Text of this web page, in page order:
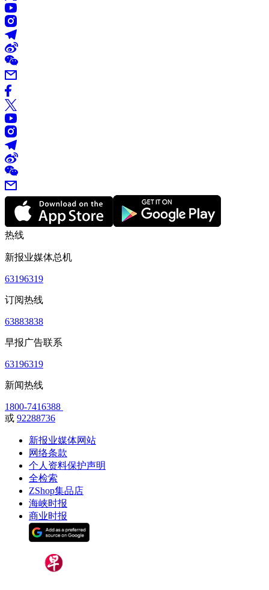
热线
新报业媒体总机
63196319
订阅热线
63883838
早报广告联系
63196319
新闻热线
1800-7416388
或 92288736
新报业媒体网站
网络条款
个人资料保护声明
全检索
ZShop集品店
海峡时报
商业时报